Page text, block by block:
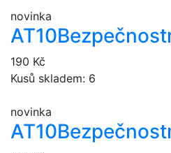
novinka
AT10
190 Kč
Kusů skladem: 6
novinka
AT10